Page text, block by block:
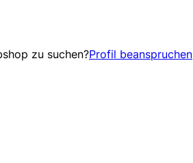
zu suchen?Profil beanspruchen